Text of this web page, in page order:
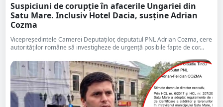
Suspiciuni de corupție în afacerile Ungariei din
Satu Mare. Inclusiv Hotel Dacia, susține Adrian
Cozma
Vicepreședintele Camerei Deputaților, deputatul PNL Adrian Cozma, cere
autorităților române să investigheze de urgență posibile fapte de cor...